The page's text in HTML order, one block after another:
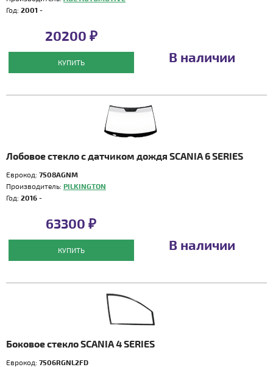
Год: 2001 -
20200 ₽
КУПИТЬ В наличии
Лобовое стекло с датчиком дождя SCANIA 6 SERIES
Еврокод: 7508AGNM
Производитель: PILKINGTON
Год: 2016 -
63300 ₽
КУПИТЬ В наличии
Боковое стекло SCANIA 4 SERIES
Еврокод: 7506RGNL2FD